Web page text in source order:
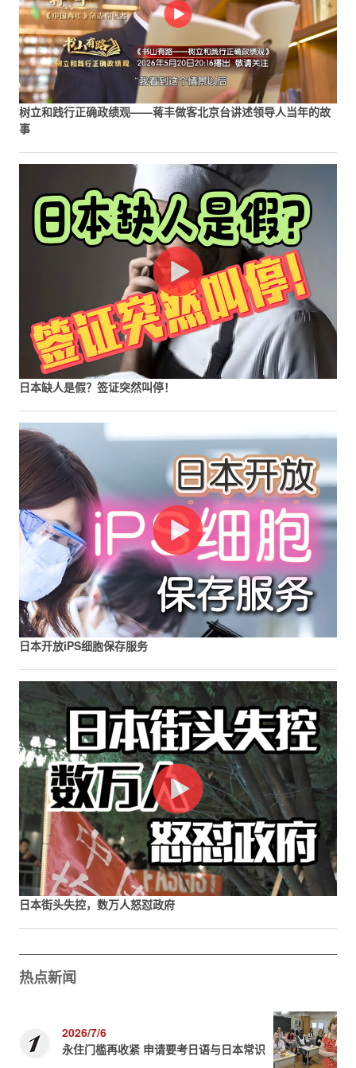
树立和践行正确政绩观——蒋丰做客北京台讲述领导人当年的故
事
日本缺人是假？签证突然叫停！
日本开放iPS细胞保存服务
日本街头失控，数万人怒怼政府
热点新闻
2026/7/6
永住门槛再收紧 申请要考日语与日本常识